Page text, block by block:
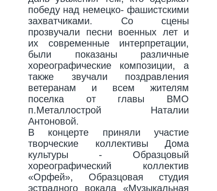
победу над немецко- фашистскими
захватчиками. Со сцены
прозвучали песни военных лет и
их современные интерпретации,
были показаны различные
хореографические композиции, а
также звучали поздравления
ветеранам и всем жителям
поселка от главы ВМО
п.Металлострой Наталии
Антоновой.
В концерте приняли участие
творческие коллективы Дома
культуры - Образцовый
хореографический коллектив
«Орфей», Образцовая студия
эстрадного вокала «Музыкальная